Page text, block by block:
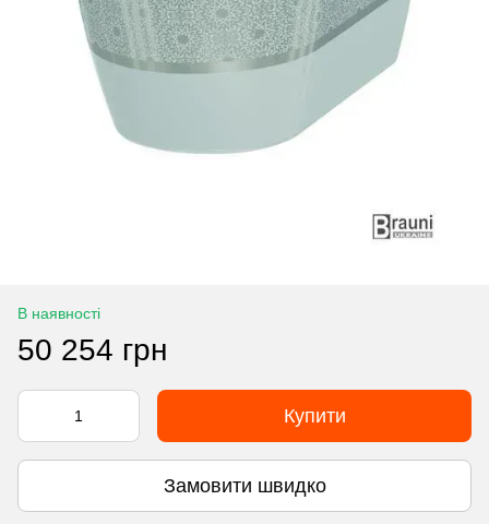
В наявності
50 254 грн
Купити
Замовити швидко